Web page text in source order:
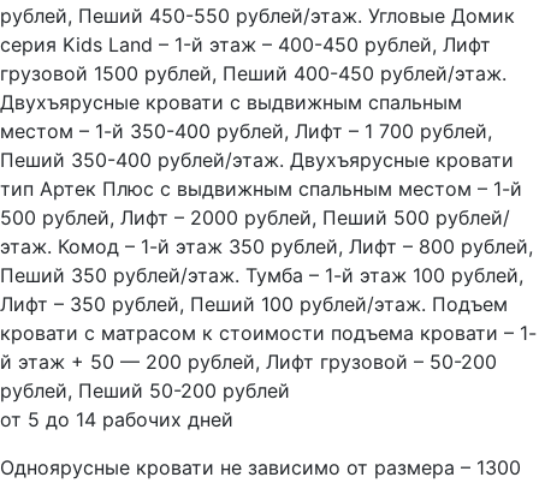
рублей, Пеший 450-550 рублей/этаж. Угловые Домик
серия Kids Land – 1-й этаж – 400-450 рублей, Лифт
грузовой 1500 рублей, Пеший 400-450 рублей/этаж.
Двухъярусные кровати с выдвижным спальным
местом – 1-й 350-400 рублей, Лифт – 1 700 рублей,
Пеший 350-400 рублей/этаж. Двухъярусные кровати
тип Артек Плюс с выдвижным спальным местом – 1-й
500 рублей, Лифт – 2000 рублей, Пеший 500 рублей/
этаж. Комод – 1-й этаж 350 рублей, Лифт – 800 рублей,
Пеший 350 рублей/этаж. Тумба – 1-й этаж 100 рублей,
Лифт – 350 рублей, Пеший 100 рублей/этаж. Подъем
кровати с матрасом к стоимости подъема кровати – 1-
й этаж + 50 — 200 рублей, Лифт грузовой – 50-200
рублей, Пеший 50-200 рублей
от 5 до 14 рабочих дней
Одноярусные кровати не зависимо от размера – 1300